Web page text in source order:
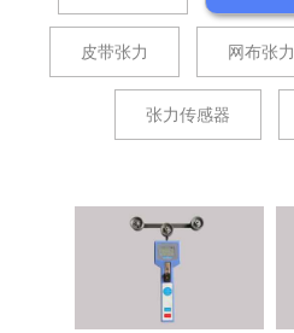
皮带张力 网布张力
张力传感器